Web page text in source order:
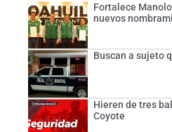
Fortalece
nuevos
Buscan a sujeto
Hieren de tres
Coyote